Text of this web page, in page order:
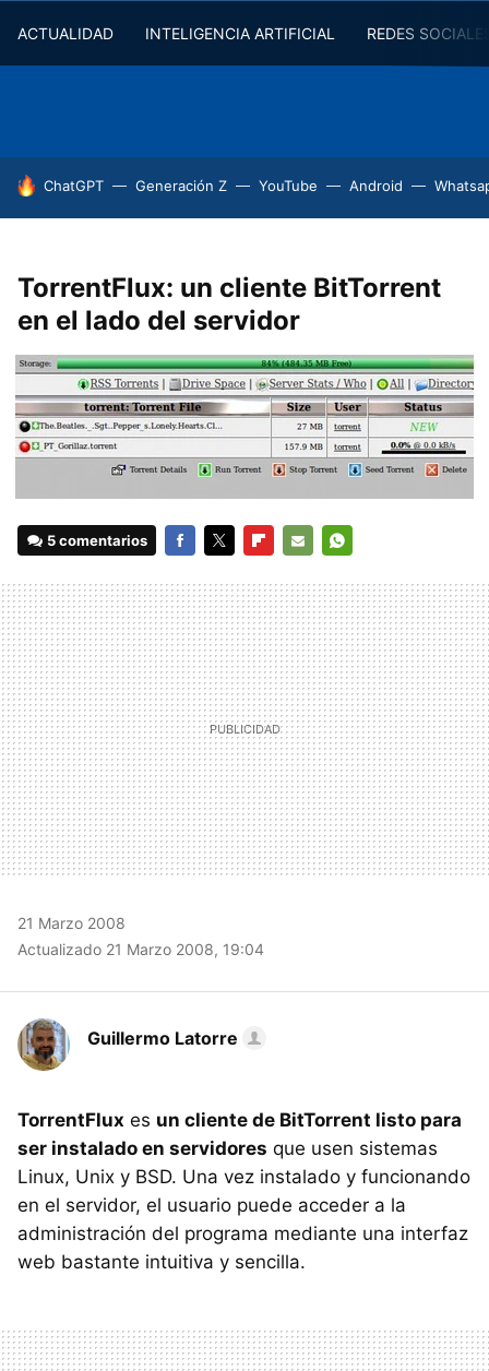
ACTUALIDAD INTELIGENCIA ARTIFICIAL REDES
HOY SE HABLA DE
ChatGPT Generación Z YouTube Android
TorrentFlux: un cliente BitTorrent
en el lado del servidor
5 comentarios
MAIL
21 Marzo 2008
Actualizado 21 Marzo 2008, 19:04
Guillermo Latorre
TorrentFlux es un cliente de BitTorrent listo para
ser instalado en servidores que usen sistemas
Linux, Unix y BSD. Una vez instalado y funcionando
en el servidor, el usuario puede acceder a la
administración del programa mediante una interfaz
web bastante intuitiva y sencilla.